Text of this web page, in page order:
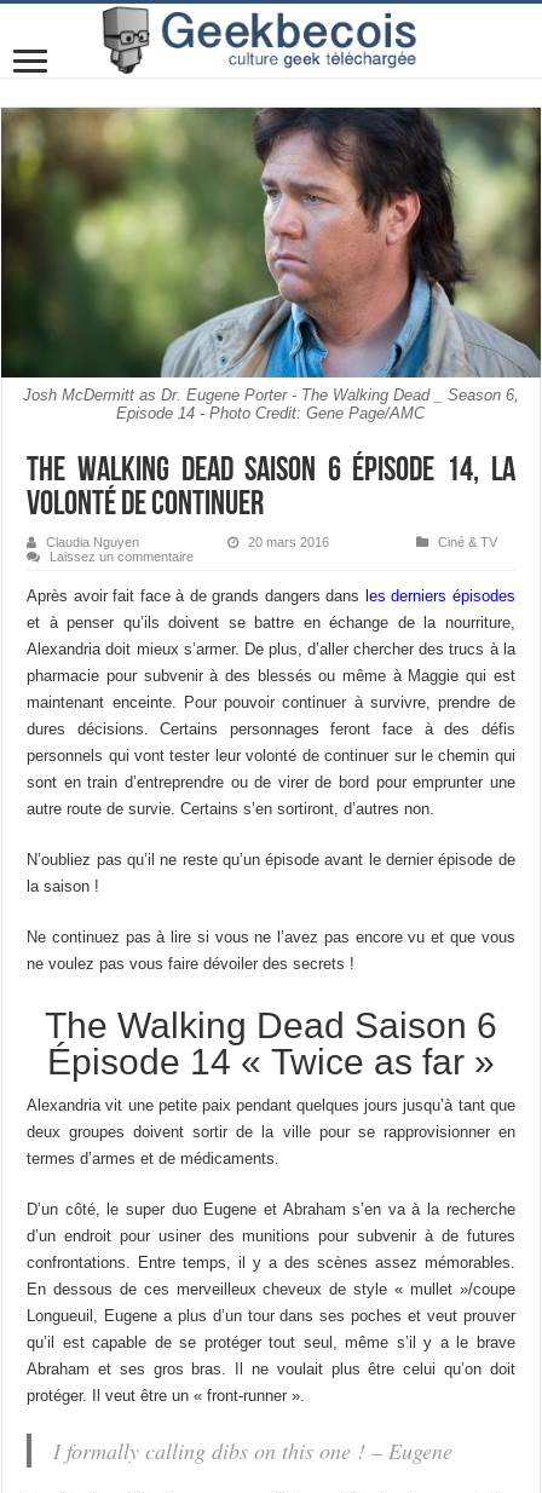
Josh McDermitt as Dr. Eugene Porter - The Walking Dead _ Season 6,
Episode 14 - Photo Credit: Gene Page/AMC
The Walking Dead Saison 6 Épisode 14, la
volonté de continuer
Claudia Nguyen 20 mars 2016
Ciné & TV
Laissez un commentaire
Après avoir fait face à de grands dangers dans les derniers épisodes
et à penser qu’ils doivent se battre en échange de la nourriture,
Alexandria doit mieux s’armer. De plus, d’aller chercher des trucs à la
pharmacie pour subvenir à des blessés ou même à Maggie qui est
maintenant enceinte. Pour pouvoir continuer à survivre, prendre de
dures décisions. Certains personnages feront face à des défis
personnels qui vont tester leur volonté de continuer sur le chemin qui
sont en train d’entreprendre ou de virer de bord pour emprunter une
autre route de survie. Certains s’en sortiront, d’autres non.
N’oubliez pas qu’il ne reste qu’un épisode avant le dernier épisode de
la saison !
Ne continuez pas à lire si vous ne l’avez pas encore vu et que vous
ne voulez pas vous faire dévoiler des secrets !
The Walking Dead Saison 6
Épisode 14 « Twice as far »
Alexandria vit une petite paix pendant quelques jours jusqu’à tant que
deux groupes doivent sortir de la ville pour se rapprovisionner en
termes d’armes et de médicaments.
D’un côté, le super duo Eugene et Abraham s’en va à la recherche
d’un endroit pour usiner des munitions pour subvenir à de futures
confrontations. Entre temps, il y a des scènes assez mémorables.
En dessous de ces merveilleux cheveux de style « mullet »/coupe
Longueuil, Eugene a plus d’un tour dans ses poches et veut prouver
qu’il est capable de se protéger tout seul, même s’il y a le brave
Abraham et ses gros bras. Il ne voulait plus être celui qu’on doit
protéger. Il veut être un « front-runner ».
I formally calling dibs on this one ! – Eugene